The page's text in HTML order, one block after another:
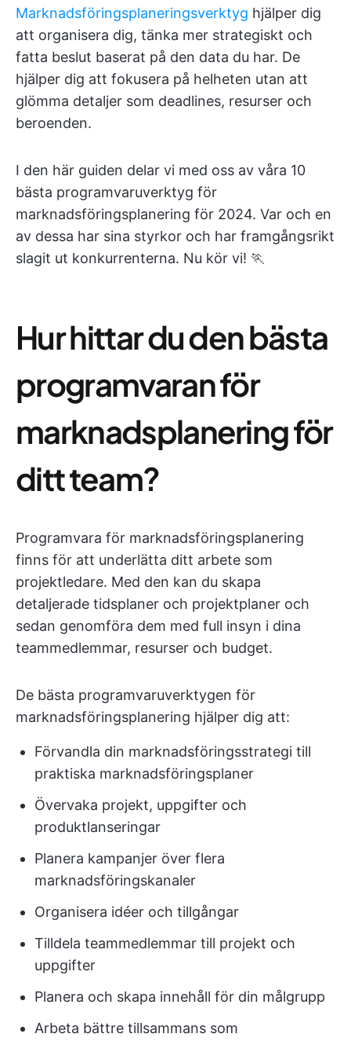
Marknadsföringsplaneringsverktyg hjälper dig
att organisera dig, tänka mer strategiskt och
fatta beslut baserat på den data du har. De
hjälper dig att fokusera på helheten utan att
glömma detaljer som deadlines, resurser och
beroenden.
I den här guiden delar vi med oss av våra 10
bästa programvaruverktyg för
marknadsföringsplanering för 2024. Var och en
av dessa har sina styrkor och har framgångsrikt
slagit ut konkurrenterna. Nu kör vi! 🏃
Hur hittar du den bästa
programvaran för
marknadsplanering för
ditt team?
Programvara för marknadsföringsplanering
finns för att underlätta ditt arbete som
projektledare. Med den kan du skapa
detaljerade tidsplaner och projektplaner och
sedan genomföra dem med full insyn i dina
teammedlemmar, resurser och budget.
De bästa programvaruverktygen för
marknadsföringsplanering hjälper dig att:
Förvandla din marknadsföringsstrategi till
praktiska marknadsföringsplaner
Övervaka projekt, uppgifter och
produktlanseringar
Planera kampanjer över flera
marknadsföringskanaler
Organisera idéer och tillgångar
Tilldela teammedlemmar till projekt och
uppgifter
Planera och skapa innehåll för din målgrupp
Arbeta bättre tillsammans som